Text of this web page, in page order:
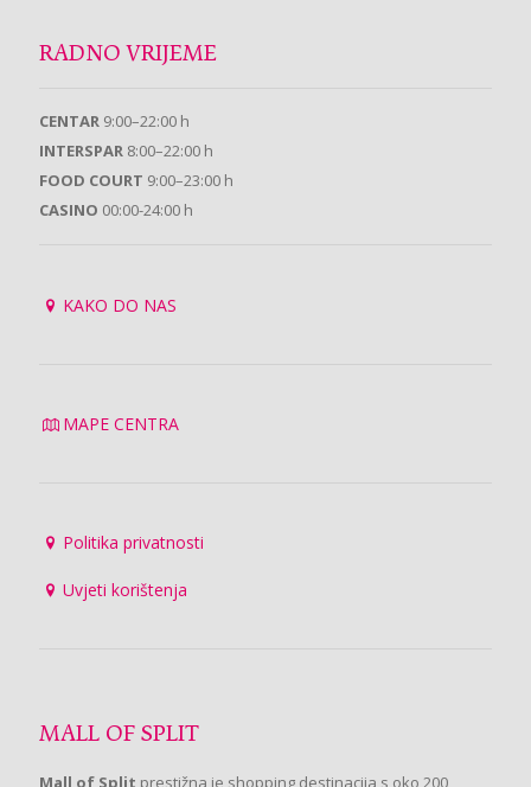
RADNO VRIJEME
CENTAR 9:00–22:00 h
INTERSPAR 8:00–22:00 h
FOOD COURT 9:00–23:00 h
CASINO 00:00-24:00 h
KAKO DO NAS
MAPE CENTRA
Politika privatnosti
Uvjeti korištenja
MALL OF SPLIT
Mall of Split prestižna je shopping destinacija s oko 200